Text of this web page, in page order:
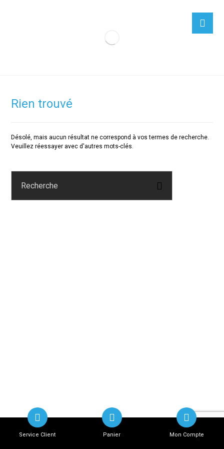
Rien trouvé
Désolé, mais aucun résultat ne correspond à vos termes de recherche.
Veuillez réessayer avec d'autres mots-clés.
Service Client Panier Mon Compte